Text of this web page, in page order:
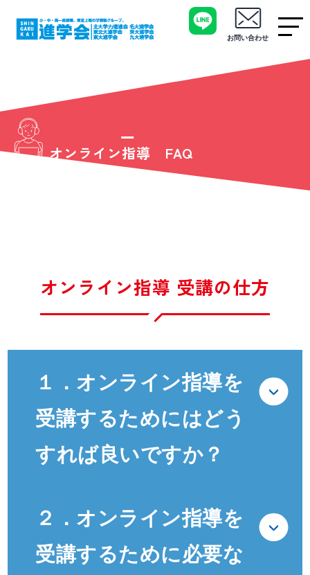
お問い合わせ
オンライン指導 FAQ
オンライン指導 受講の仕方
１．オンライン指導を
受講するためにはどう
すれば良いですか？
２．オンライン指導を
受講するために必要な